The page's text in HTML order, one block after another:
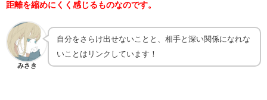
距離を縮めにくく感じるものなのです。
みさき
自分をさらけ出せないことと、相手と深い関係になれな
いことはリンクしています！